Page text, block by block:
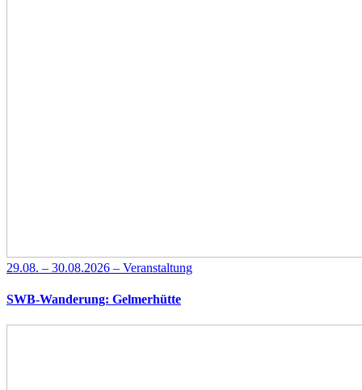
29.08. – 30.08.2026 – Veranstaltung
SWB-Wanderung: Gelmerhütte